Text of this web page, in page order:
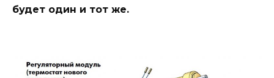
будет один и тот же.